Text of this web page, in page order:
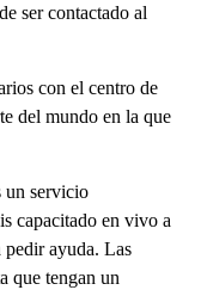
ser contactado al
con el centro de
del mundo en la que
un servicio
capacitado en vivo a
pedir ayuda. Las
que tengan un